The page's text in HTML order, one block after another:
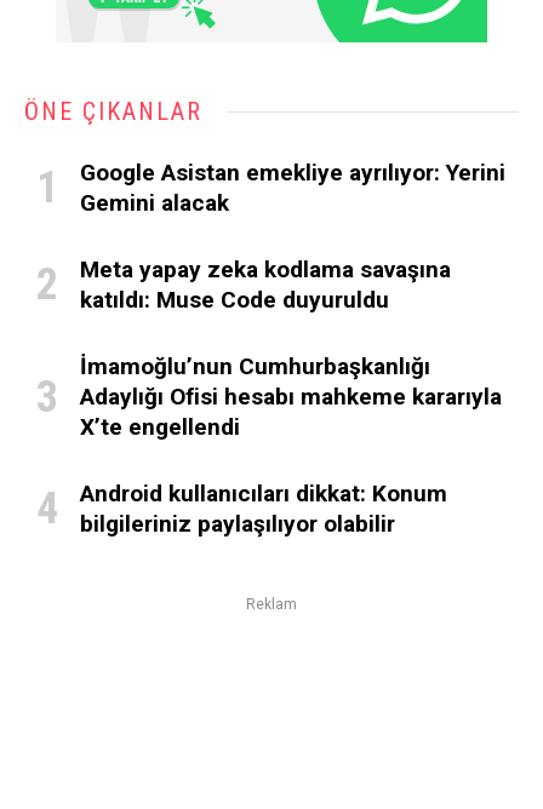
ÖNE ÇIKANLAR
Google Asistan emekliye ayrılıyor: Yerini
Gemini alacak
Meta yapay zeka kodlama savaşına
katıldı: Muse Code duyuruldu
İmamoğlu’nun Cumhurbaşkanlığı
Adaylığı Ofisi hesabı mahkeme kararıyla
X’te engellendi
Android kullanıcıları dikkat: Konum
bilgileriniz paylaşılıyor olabilir
Reklam